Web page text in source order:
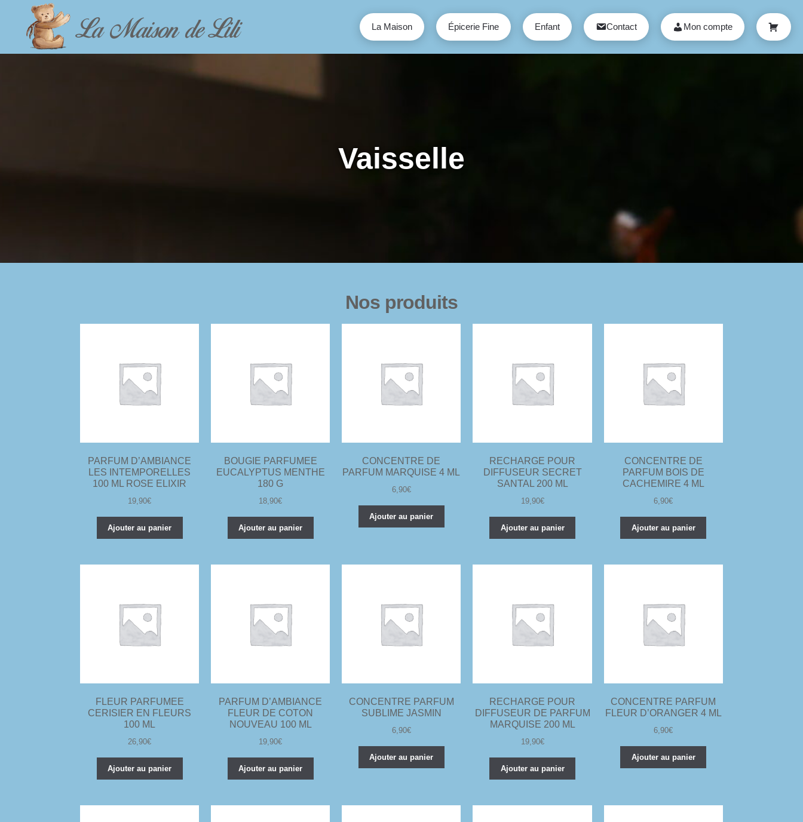
La Maison de Lili La Maison Épicerie Fine Enfant Contact Mon compte Panier
Vaisselle
Nos produits
PARFUM D’AMBIANCE
LES INTEMPORELLES
100 ML ROSE ELIXIR
19,90€
Ajouter au panier
BOUGIE PARFUMEE
EUCALYPTUS MENTHE
180 G
18,90€
Ajouter au panier
CONCENTRE DE
PARFUM MARQUISE 4 ML
6,90€
Ajouter au panier
RECHARGE POUR
DIFFUSEUR SECRET
SANTAL 200 ML
19,90€
Ajouter au panier
CONCENTRE DE
PARFUM BOIS DE
CACHEMIRE 4 ML
6,90€
Ajouter au panier
FLEUR PARFUMEE
CERISIER EN FLEURS
100 ML
26,90€
Ajouter au panier
PARFUM D’AMBIANCE
FLEUR DE COTON
NOUVEAU 100 ML
19,90€
Ajouter au panier
CONCENTRE PARFUM
SUBLIME JASMIN
6,90€
Ajouter au panier
RECHARGE POUR
DIFFUSEUR DE PARFUM
MARQUISE 200 ML
19,90€
Ajouter au panier
CONCENTRE PARFUM
FLEUR D’ORANGER 4 ML
6,90€
Ajouter au panier